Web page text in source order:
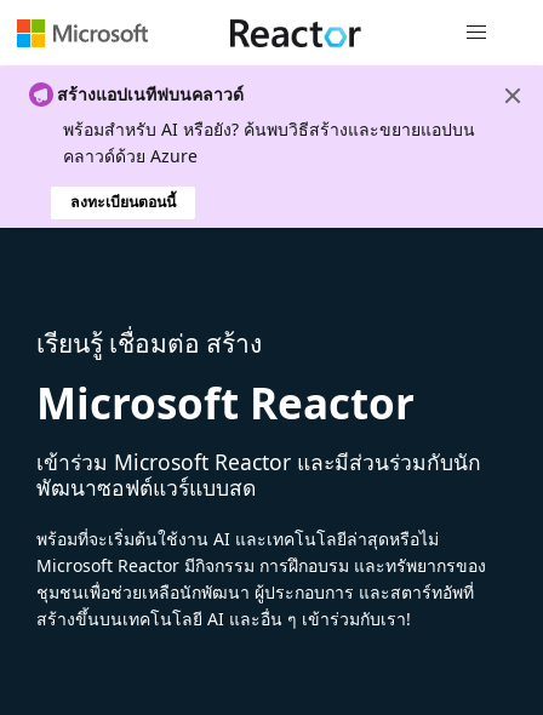
สร้างแอปเนทีฟบนคลาวด์
พร้อมสําหรับ AI หรือยัง? ค้นพบวิธีสร้างและขยายแอปบน
คลาวด์ด้วย Azure
ลงทะเบียนตอนนี้
เรียนรู้ เชื่อมต่อ สร้าง
Microsoft Reactor
เข้าร่วม Microsoft Reactor และมีส่วนร่วมกับนัก
พัฒนาซอฟต์แวร์แบบสด
พร้อมที่จะเริ่มต้นใช้งาน AI และเทคโนโลยีล่าสุดหรือไม่
Microsoft Reactor มีกิจกรรม การฝึกอบรม และทรัพยากรของ
ชุมชนเพื่อช่วยเหลือนักพัฒนา ผู้ประกอบการ และสตาร์ทอัพที่
สร้างขึ้นบนเทคโนโลยี AI และอื่น ๆ เข้าร่วมกับเรา!